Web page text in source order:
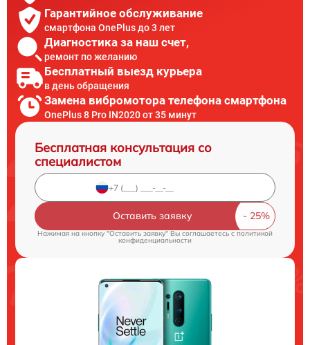
Гарантийное обслуживание
смартфона OnePlus до 3 лет
Диагностика за наш счет,
ремонт по желанию
Бесплатный выезд курьера
в день обращения
Замена вибромотора телефона смартфона
OnePlus 8 Pro IN2020 от 35 минут
Бесплатная консультация со
специалистом
Оставить заявку
Нажимая на кнопку "Оставить заявку" Вы соглашаетесь c политикой
конфиденциальности